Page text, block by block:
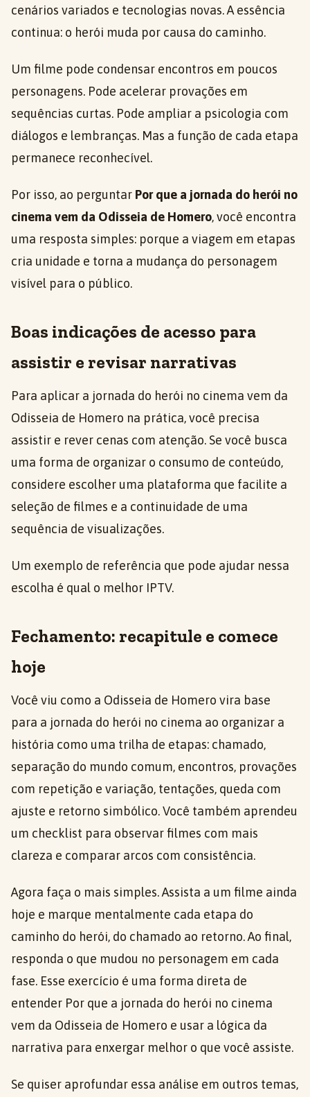
cenários variados e tecnologias novas. A essência
continua: o herói muda por causa do caminho.
Um filme pode condensar encontros em poucos
personagens. Pode acelerar provações em
sequências curtas. Pode ampliar a psicologia com
diálogos e lembranças. Mas a função de cada etapa
permanece reconhecível.
Por isso, ao perguntar Por que a jornada do herói no
cinema vem da Odisseia de Homero, você encontra
uma resposta simples: porque a viagem em etapas
cria unidade e torna a mudança do personagem
visível para o público.
Boas indicações de acesso para
assistir e revisar narrativas
Para aplicar a jornada do herói no cinema vem da
Odisseia de Homero na prática, você precisa
assistir e rever cenas com atenção. Se você busca
uma forma de organizar o consumo de conteúdo,
considere escolher uma plataforma que facilite a
seleção de filmes e a continuidade de uma
sequência de visualizações.
Um exemplo de referência que pode ajudar nessa
escolha é qual o melhor IPTV.
Fechamento: recapitule e comece
hoje
Você viu como a Odisseia de Homero vira base
para a jornada do herói no cinema ao organizar a
história como uma trilha de etapas: chamado,
separação do mundo comum, encontros, provações
com repetição e variação, tentações, queda com
ajuste e retorno simbólico. Você também aprendeu
um checklist para observar filmes com mais
clareza e comparar arcos com consistência.
Agora faça o mais simples. Assista a um filme ainda
hoje e marque mentalmente cada etapa do
caminho do herói, do chamado ao retorno. Ao final,
responda o que mudou no personagem em cada
fase. Esse exercício é uma forma direta de
entender Por que a jornada do herói no cinema
vem da Odisseia de Homero e usar a lógica da
narrativa para enxergar melhor o que você assiste.
Se quiser aprofundar essa análise em outros temas,